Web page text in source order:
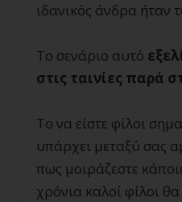
ιδανικός άνδρα ήταν
Το σενάριο αυτό
στις ταινίες παρά
Το να είστε φίλοι
υπάρχει μεταξύ σας
πως μοιράζεστε
χρόνια καλοί φίλοι